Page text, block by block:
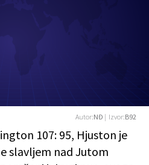
Autor:NĐ | Izvor:B92
107: 95, Hjuston je
slavljem nad Jutom